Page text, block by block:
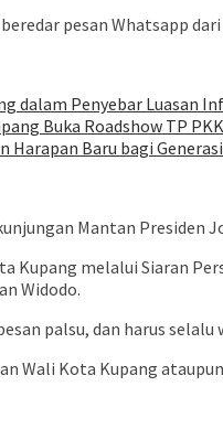
pesan Whatsapp
dalam Penyebar Luasan
Buka Roadshow TP
Harapan Baru bagi
Mantan
melalui Siaran
Widodo.
palsu, dan harus
Wali Kota Kupang